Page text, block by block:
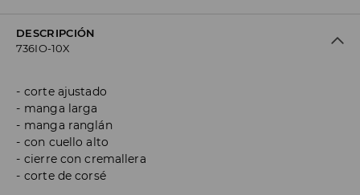
DESCRIPCIÓN
736IO-10X
corte ajustado
manga larga
manga ranglán
con cuello alto
cierre con cremallera
corte de corsé